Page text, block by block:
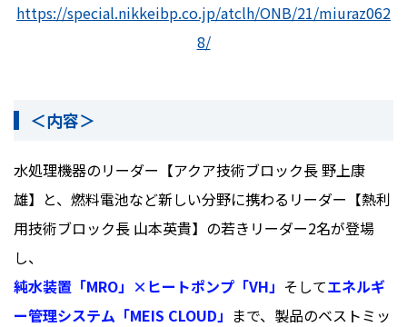
https://special.nikkeibp.co.jp/atclh/ONB/21/miuraz062
8/
＜内容＞
水処理機器のリーダー【アクア技術ブロック長 野上康
雄】と、燃料電池など新しい分野に携わるリーダー【熱利
用技術ブロック長 山本英貴】の若きリーダー2名が登場
し、
純水装置「MRO」 × ヒートポンプ「VH」 そしてエネルギ
ー管理システム「MEIS CLOUD」 まで、製品のベストミッ